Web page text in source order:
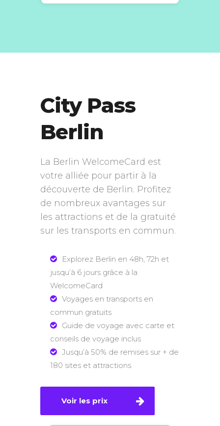
City Pass
Berlin
La Berlin WelcomeCard est
votre alliée pour partir à la
découverte de Berlin. Profitez
de nombreux avantages sur
les attractions et de la gratuité
sur les transports en commun.
Explorez Berlin en 48h, 72h et
jusqu’à 6 jours grâce à la
WelcomeCard
Voyages en transports en
commun gratuits
Guide de voyage avec carte et
conseils de voyage inclus
Jusqu’à 50% de remises sur + de
180 sites et attractions
Voir les prix